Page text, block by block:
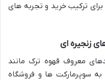
ترکیب خرید و تجربه های
معروف قهوه ترک مانند
سوپرمارکت ها و فروشگاه